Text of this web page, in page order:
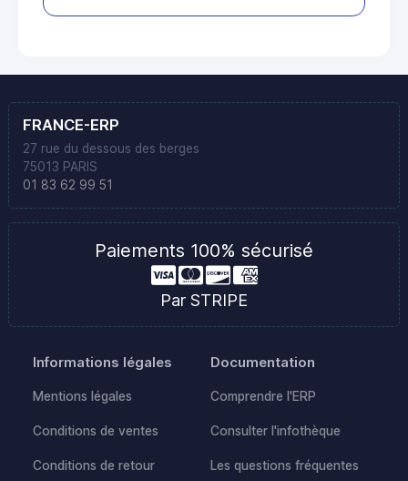
FRANCE-ERP
27 rue du dessous des berges
75013 PARIS
01 83 62 99 51
Paiements 100% sécurisé
Par STRIPE
Informations légales
Mentions légales
Conditions de ventes
Conditions de retour
Documentation
Comprendre l'ERP
Consulter l'infothèque
Les questions fréquentes